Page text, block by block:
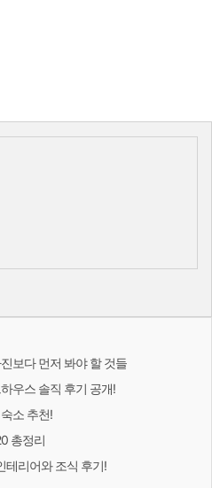
보다 먼저 봐야 할 것들
우스 솔직 후기 공개!
소 추천!
총정리
테리어와 조식 후기!